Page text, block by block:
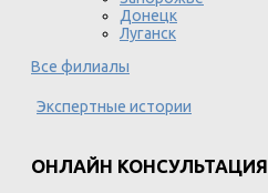
Донецк
Луганск
Все филиалы
Экспертные истории
ОНЛАЙН КОНСУЛЬТАЦИЯ